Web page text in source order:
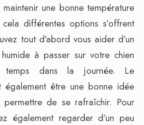
une bonne température
différentes options s’offrent
tout d’abord vous aider d’un
à passer sur votre chien
dans la journée. Le
également être une bonne idée
de se rafraîchir. Pour
également regarder d’un peu